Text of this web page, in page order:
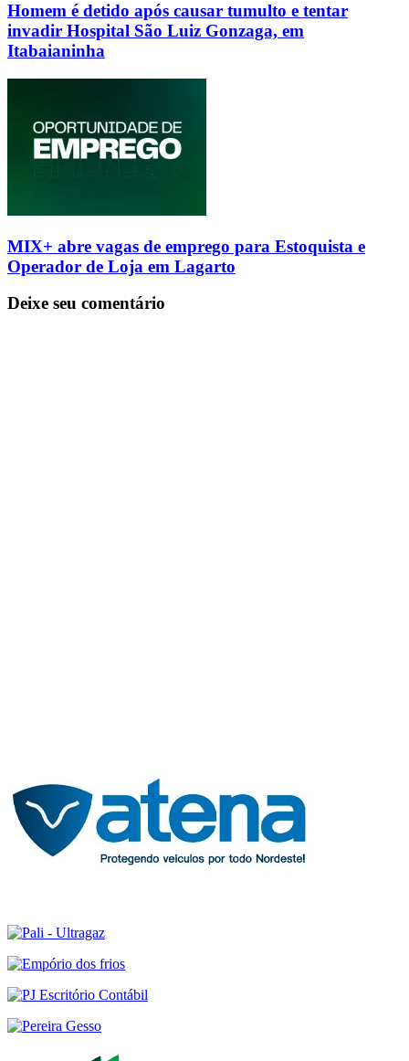
Homem é detido após causar tumulto e tentar
invadir Hospital São Luiz Gonzaga, em
Itabaianinha
MIX+ abre vagas de emprego para Estoquista e
Operador de Loja em Lagarto
Deixe seu comentário